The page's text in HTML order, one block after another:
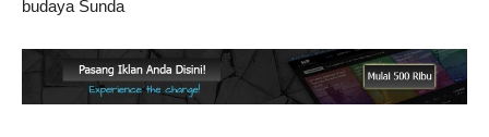
budaya Sunda